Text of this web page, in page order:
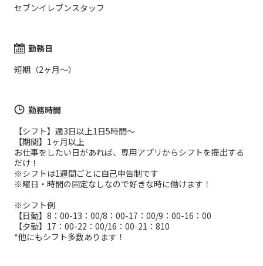
セブンイレブンスタッフ
勤務日
短期（2ヶ月～）
勤務時間
【シフト】週3日以上1日5時間～
【期間】1ヶ月以上
お仕事をしたい日があれば、専用アプリからシフトを提出する
だけ！
※シフトは1週間ごとに自己申告制です
※曜日・時間の固定なしなので好きな時に働けます！
※シフト例
【日勤】8：00-13：00/8：00-17：00/9：00-16：00
【夕勤】17：00-22：00/16：00-21：810
*他にもシフト多数あります！